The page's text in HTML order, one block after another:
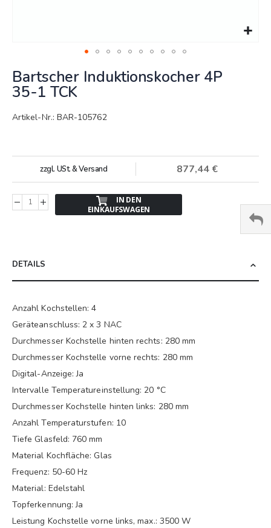
zum
Anfang
der
Bildergalerie
Bartscher Induktionskocher 4P
35-1 TCK
Artikel-Nr.: BAR-105762
877,44 €
zzgl. USt. & Versand
IN DEN
EINKAUFSWAGEN
DETAILS
Anzahl Kochstellen: 4
Geräteanschluss: 2 x 3 NAC
Durchmesser Kochstelle hinten rechts: 280 mm
Durchmesser Kochstelle vorne rechts: 280 mm
Digital-Anzeige: Ja
Intervalle Temperatureinstellung: 20 °C
Durchmesser Kochstelle hinten links: 280 mm
Anzahl Temperaturstufen: 10
Tiefe Glasfeld: 760 mm
Material Kochfläche: Glas
Frequenz: 50-60 Hz
Material: Edelstahl
Topferkennung: Ja
Leistung Kochstelle vorne links, max.: 3500 W